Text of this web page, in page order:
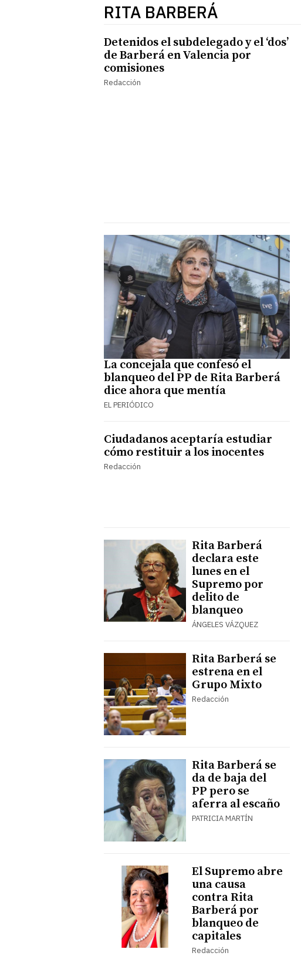
RITA BARBERÁ
Detenidos el subdelegado y el ‘dos’
de Barberá en Valencia por
comisiones
Redacción
La concejala que confesó el
blanqueo del PP de Rita Barberá
dice ahora que mentía
EL PERIÓDICO
Ciudadanos aceptaría estudiar
cómo restituir a los inocentes
Redacción
Rita Barberá
declara este
lunes en el
Supremo por
delito de
blanqueo
ÁNGELES VÁZQUEZ
Rita Barberá se
estrena en el
Grupo Mixto
Redacción
Rita Barberá se
da de baja del
PP pero se
aferra al escaño
PATRICIA MARTÍN
El Supremo abre
una causa
contra Rita
Barberá por
blanqueo de
capitales
Redacción